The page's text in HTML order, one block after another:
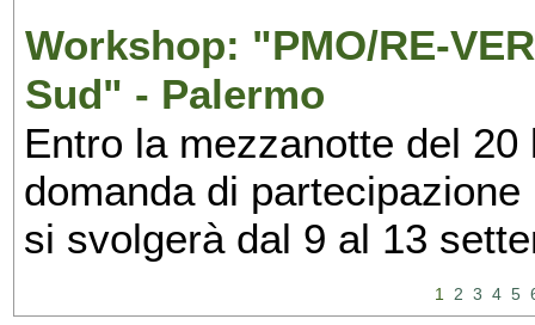
Workshop: "PMO/RE-
Sud" - Palermo
Entro la mezzanotte del
domanda di
si svolgerà dal 9 al 13
1 2 3 4 5